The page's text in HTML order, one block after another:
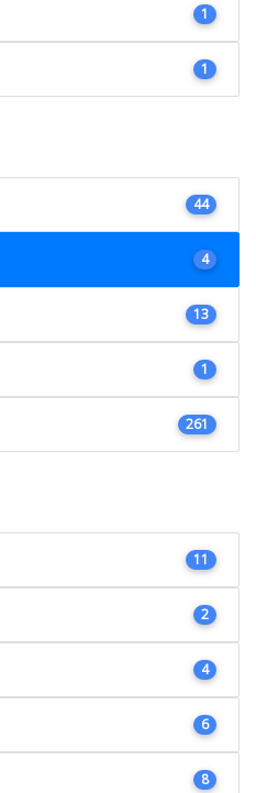
1
1
44
4
13
1
261
11
2
4
6
8